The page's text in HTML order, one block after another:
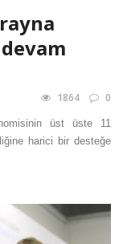
1864 0
üst üste 11
harici bir desteğe